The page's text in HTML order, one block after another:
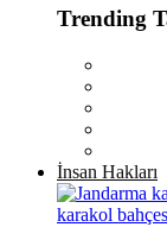
Trending
İnsan Hakları